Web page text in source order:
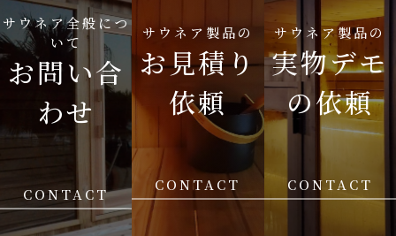
サウネア全般につ
いて
お問い合
わせ
CONTACT
サウネア製品の
お見積り
依頼
CONTACT
サウネア製品の
実物デモ
の依頼
CONTACT